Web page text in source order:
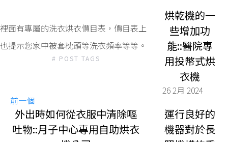
裡面有專屬的洗衣烘衣價目表，價目表上
也提示您家中被套枕頭等洗衣頻率等等。
# POST TAGS
前一個
外出時如何從衣服中清除嘔
吐物::月子中心專用自助烘衣
烘乾機的一
些增加功
能::醫院專
用投幣式烘
衣機
26 2月 2024
運行良好的
機器對於長